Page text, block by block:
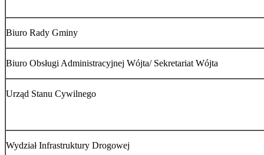
Biuro Rady Gminy
Biuro Obsługi Administracyjnej Wójta/ Sekretariat Wójta
Urząd Stanu Cywilnego
Wydział Infrastruktury Drogowej